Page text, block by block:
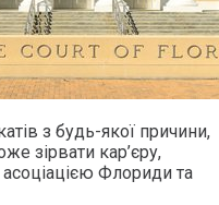
з будь-якої причини,
зірвати кар’єру,
Флориди та